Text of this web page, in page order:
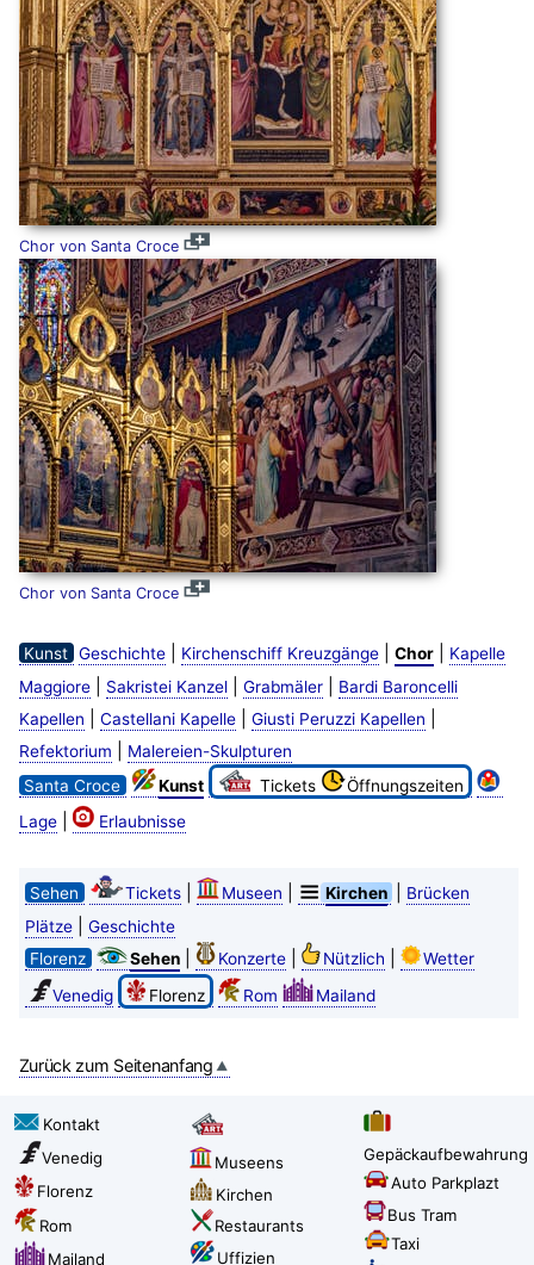
Chor von Santa Croce
Chor von Santa Croce
Kunst Geschichte| Kirchenschiff Kreuzgänge| Chor|
Kapelle
Maggiore| Sakristei Kanzel| Grabmäler|
Bardi Baroncelli
Kapellen
Castellani Kapelle| Giusti Peruzzi Kapellen
Refektorium
Malereien-Skulpturen
Santa Croce
Kunst Tickets
Öffnungszeiten
Lage| Erlaubnisse
Sehen Tickets| Museen Kirchen
Brücken
Plätze| Geschichte
Florenz
Sehen| Konzerte| Nützlich
Wetter
Venedig
Florenz Rom Mailand
Zurück zum Seitenanfang
Kontakt
Venedig
Florenz
Rom
Mailand
Museens
Kirchen
Restaurants
Uffizien
Gepäckaufbewahrung
Auto Parkplazt
Bus Tram
Taxi